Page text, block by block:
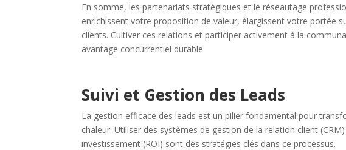
En somme, les partenariats stratégiques et le réseautage
enrichissent votre proposition de valeur, élargissent votre portée
clients. Cultiver ces relations et participer activement à la
avantage concurrentiel durable.
Suivi et Gestion des Leads
La gestion efficace des leads est un pilier fondamental pour
chaleur. Utiliser des systèmes de gestion de la relation client
investissement (ROI) sont des stratégies clés dans ce processus.